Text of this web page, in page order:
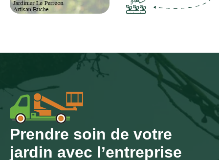
Prendre soin de votre
jardin avec l’entreprise